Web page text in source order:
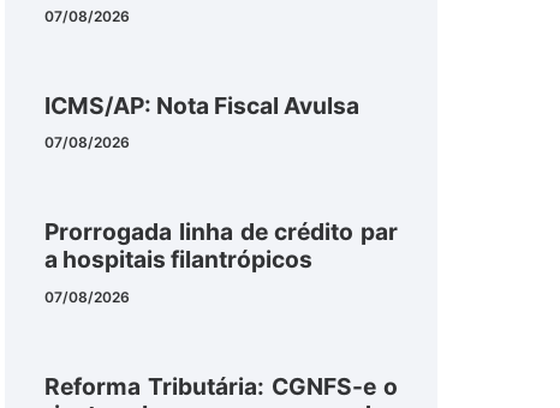
07/08/2026
ICMS/AP: Nota Fiscal Avulsa
07/08/2026
Prorrogada linha de crédito par
a hospitais filantrópicos
07/08/2026
Reforma Tributária: CGNFS-e o